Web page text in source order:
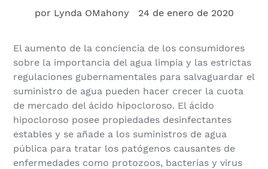
por Lynda OMahony 24 de enero de 2020
El aumento de la conciencia de los consumidores
sobre la importancia del agua limpia y las estrictas
regulaciones gubernamentales para salvaguardar el
suministro de agua pueden hacer crecer la cuota
de mercado del ácido hipocloroso. El ácido
hipocloroso posee propiedades desinfectantes
estables y se añade a los suministros de agua
pública para tratar los patógenos causantes de
enfermedades como protozoos, bacterias y virus